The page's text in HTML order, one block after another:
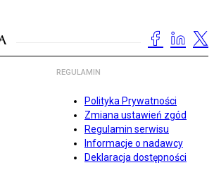
REGULAMIN
Polityka Prywatności
Zmiana ustawień zgód
Regulamin serwisu
Informacje o nadawcy
Deklaracja dostępności